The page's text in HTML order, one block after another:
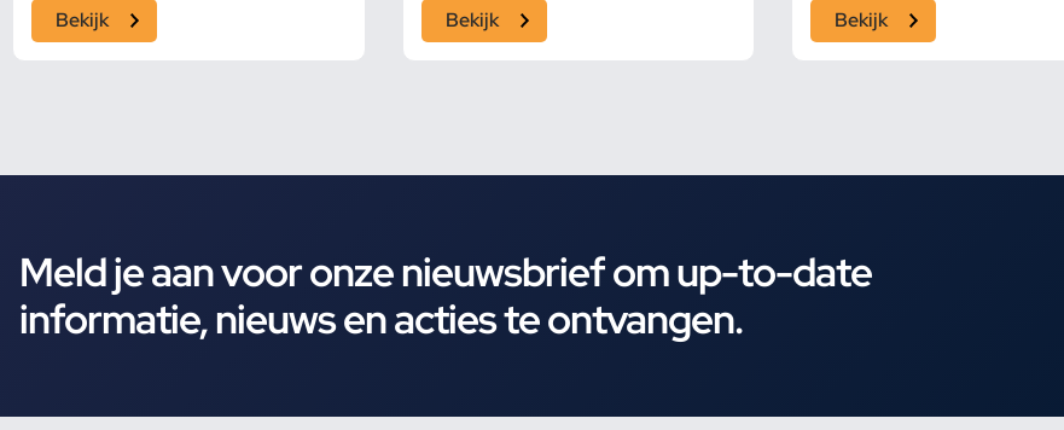
Bekijk Bekijk Bekijk
Meld je aan voor onze nieuwsbrief om up-to-date
informatie, nieuws en acties te ontvangen.